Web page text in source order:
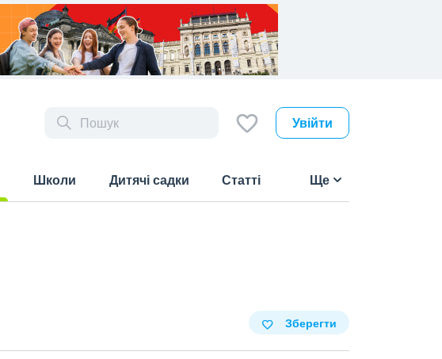
Увійти
Школи Дитячі садки Статті Ще
Зберегти